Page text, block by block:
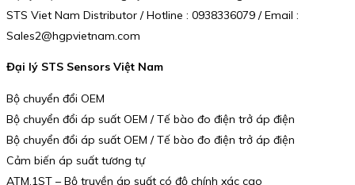
STS Viet Nam Distributor / Hotline : 0938336079 / Email :
Sales2@hgpvietnam.com
Đại lý STS Sensors Việt Nam
Bộ chuyển đổi OEM
Bộ chuyển đổi áp suất OEM / Tế bào đo điện trở áp điện
Bộ chuyển đổi áp suất OEM / Tế bào đo điện trở áp điện
Cảm biến áp suất tương tự
ATM.1ST – Bộ truyền áp suất có độ chính xác cao